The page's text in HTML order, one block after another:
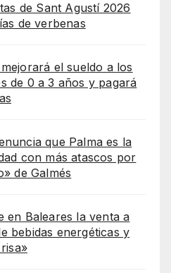
de Sant Agustí 2026
de verbenas
el sueldo a los
de 0 a 3 años y pagará
que Palma es la
con más atascos por
de Galmés
en Baleares la venta a
bebidas energéticas y